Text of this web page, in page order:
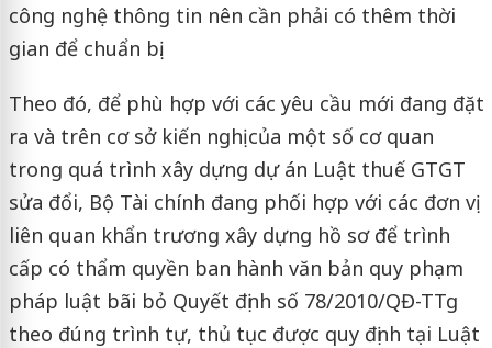
công nghệ thông tin nên cần phải có thêm thời
gian để chuẩn bị.
Theo đó, để phù hợp với các yêu cầu mới đang đặt
ra và trên cơ sở kiến nghị của một số cơ quan
trong quá trình xây dựng dự án Luật thuế GTGT
sửa đổi, Bộ Tài chính đang phối hợp với các đơn vị
liên quan khẩn trương xây dựng hồ sơ để trình
cấp có thẩm quyền ban hành văn bản quy phạm
pháp luật bãi bỏ Quyết định số 78/2010/QĐ-TTg
theo đúng trình tự, thủ tục được quy định tại Luật